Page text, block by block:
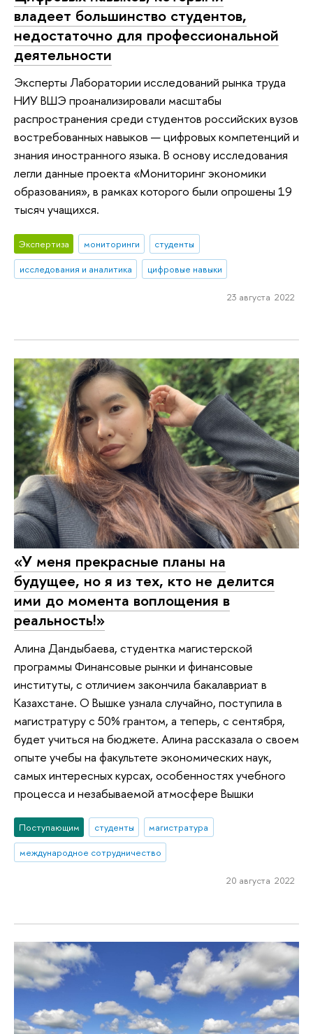
владеет большинство студентов,
недостаточно для профессиональной
деятельности
Эксперты Лаборатории исследований рынка труда
НИУ ВШЭ проанализировали масштабы
распространения среди студентов российских вузов
востребованных навыков — цифровых компетенций и
знания иностранного языка. В основу исследования
легли данные проекта «Мониторинг экономики
образования», в рамках которого были опрошены 19
тысяч учащихся.
Экспертиза мониторинги
студенты
исследования и аналитика
цифровые навыки
23 августа 2022
«У меня прекрасные планы на
будущее, но я из тех, кто не делится
ими до момента воплощения в
реальность!»
Алина Дандыбаева, студентка магистерской
программы Финансовые рынки и финансовые
институты, с отличием закончила бакалавриат в
Казахстане. О Вышке узнала случайно, поступила в
магистратуру с 50% грантом, а теперь, с сентября,
будет учиться на бюджете. Алина рассказала о своем
опыте учебы на факультете экономических наук,
самых интересных курсах, особенностях учебного
процесса и незабываемой атмосфере Вышки
Поступающим студенты
магистратура
международное сотрудничество
20 августа 2022